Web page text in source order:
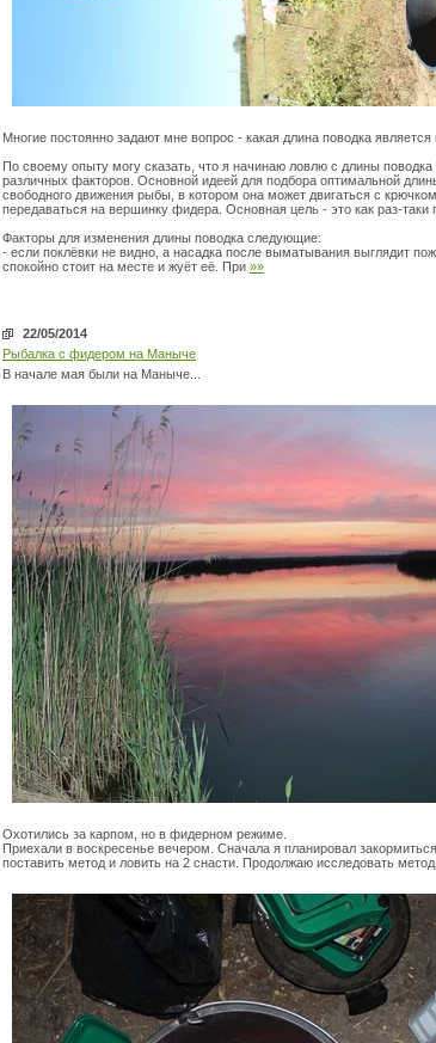
Многие постоянно задают мне вопрос - какая длина поводка
По своему опыту могу сказать, что я начинаю ловлю с длины
различных факторов. Основной идеей для подбора оптимальной
свободного движения рыбы, в котором она может двигаться с
передаваться на вершинку фидера. Основная цель - это как раз-таки
Факторы для изменения длины поводка следующие:
- если поклёвки не видно, а насадка после выматывания выглядит
спокойно стоит на месте и жуёт её. При »»
22/05/2014
Рыбалка с фидером на Маныче
В начале мая были на Маныче...
Охотились за карпом, но в фидерном режиме.
Приехали в воскресенье вечером. Сначала я планировал
поставить метод и ловить на 2 снасти. Продолжаю исследовать метод.